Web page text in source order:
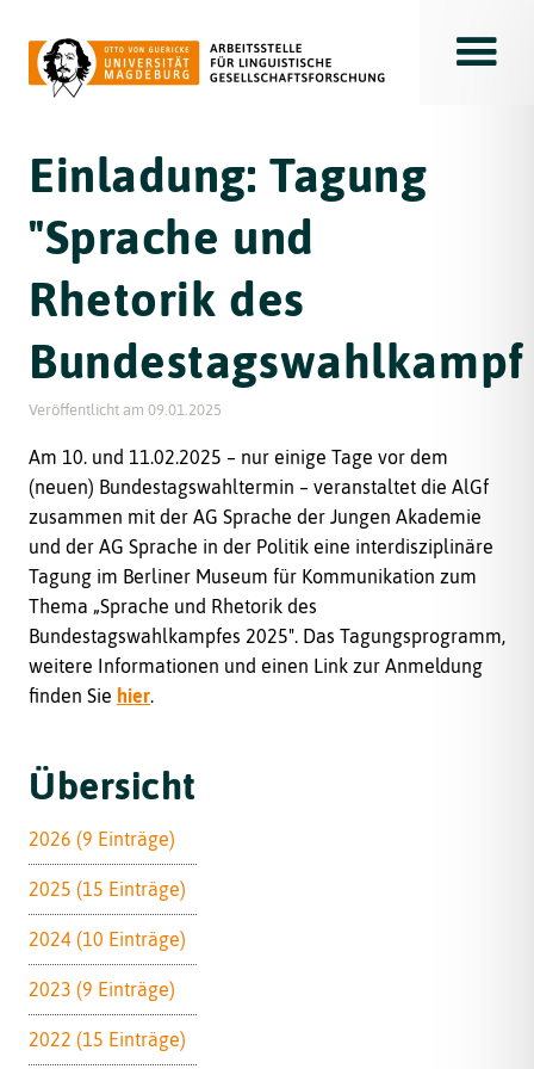
Einladung: Tagung
"Sprache und
Rhetorik des
Veröffentlicht am 09.01.2025
Am 10. und 11.02.2025 – nur einige Tage vor dem
(neuen) Bundestagswahltermin – veranstaltet die AlGf
zusammen mit der AG Sprache der Jungen Akademie
und der AG Sprache in der Politik eine interdisziplinäre
Tagung im Berliner Museum für Kommunikation zum
Thema „Sprache und Rhetorik des
Bundestagswahlkampfes 2025". Das Tagungsprogramm,
weitere Informationen und einen Link zur Anmeldung
finden Sie hier.
Übersicht
2026 (9 Einträge)
2025 (15 Einträge)
2024 (10 Einträge)
2023 (9 Einträge)
2022 (15 Einträge)